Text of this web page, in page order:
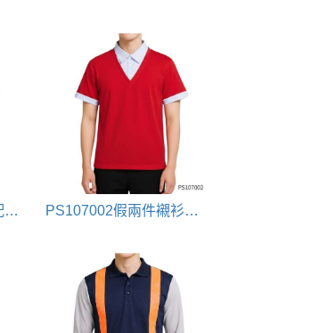
POLO衫 客製化|剪接配色款 PS107002假兩件襯衫領polo衫